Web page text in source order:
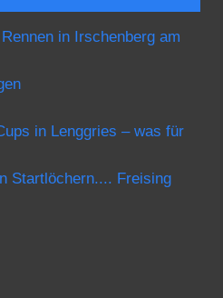
in Irschenberg am
in Lenggries – was für
Startlöchern.... Freising